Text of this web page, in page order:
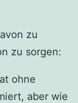
zu
zu sorgen:
ohne
aber wie